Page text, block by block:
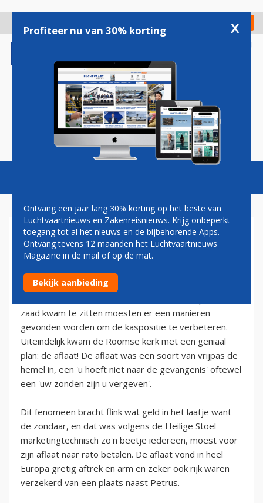
gaan
Check in
Magazine Podcasts Vacatures
HARRY HAAS: DE AFLAAT
10 september 2009
zaad kwam te zitten moesten er een manieren
gevonden worden om de kaspositie te verbeteren.
Uiteindelijk kwam de Roomse kerk met een geniaal
plan: de aflaat! De aflaat was een soort van vrijpas de
hemel in, een 'u hoeft niet naar de gevangenis' oftewel
een 'uw zonden zijn u vergeven'.
Dit fenomeen bracht flink wat geld in het laatje want
de zondaar, en dat was volgens de Heilige Stoel
marketingtechnisch zo'n beetje iedereen, moest voor
zijn aflaat naar rato betalen. De aflaat vond in heel
Europa gretig aftrek en arm en zeker ook rijk waren
verzekerd van een plaats naast Petrus.
Profiteer nu van 30% korting x
Ontvang een jaar lang 30% korting op het beste van
Luchtvaartnieuws en Zakenreisnieuws. Krijg onbeperkt
toegang tot al het nieuws en de bijbehorende Apps.
Ontvang tevens 12 maanden het Luchtvaartnieuws
Magazine in de mail of op de mat.
Bekijk aanbieding